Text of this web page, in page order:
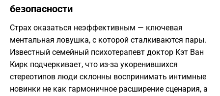
безопасности
Страх оказаться неэффективным — ключевая
ментальная ловушка, с которой сталкиваются пары.
Известный семейный психотерапевт доктор Кэт Ван
Кирк подчеркивает, что из-за укоренившихся
стереотипов люди склонны воспринимать интимные
новинки не как гармоничное расширение сценария, а